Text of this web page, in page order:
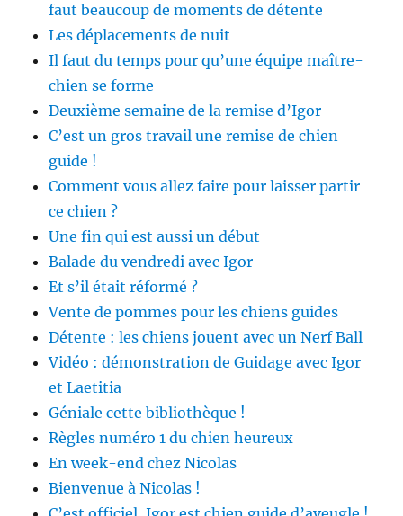
faut beaucoup de moments de détente
Les déplacements de nuit
Il faut du temps pour qu’une équipe maître-
chien se forme
Deuxième semaine de la remise d’Igor
C’est un gros travail une remise de chien
guide !
Comment vous allez faire pour laisser partir
ce chien ?
Une fin qui est aussi un début
Balade du vendredi avec Igor
Et s’il était réformé ?
Vente de pommes pour les chiens guides
Détente : les chiens jouent avec un Nerf Ball
Vidéo : démonstration de Guidage avec Igor
et Laetitia
Géniale cette bibliothèque !
Règles numéro 1 du chien heureux
En week-end chez Nicolas
Bienvenue à Nicolas !